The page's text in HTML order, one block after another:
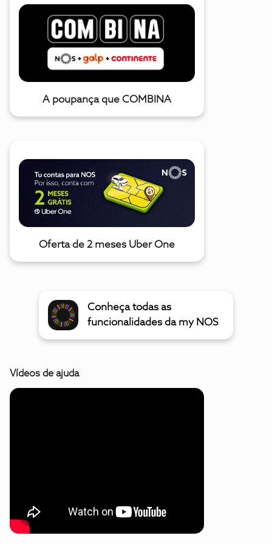
A poupança que COMBINA
Oferta de 2 meses Uber One
Conheça todas as
funcionalidades da my NOS
Vídeos de ajuda